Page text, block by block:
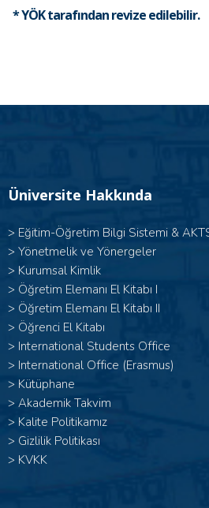
* YÖK tarafından revize edilebilir.
Üniversite Hakkında
> Eğitim-Öğretim Bilgi Sistemi &
> Yönetmelik ve Yönergeler
> Kurumsal Kimlik
> Öğretim Elemanı El Kitabı I
> Öğretim Elemanı El Kitabı II
> Öğrenci El Kitabı
> International Students Office
> International Office (Erasmus)
> Kütüphane
> Akademik Takvim
> Kalite Politikamız
> Gizlilik Politikası
> KVKK